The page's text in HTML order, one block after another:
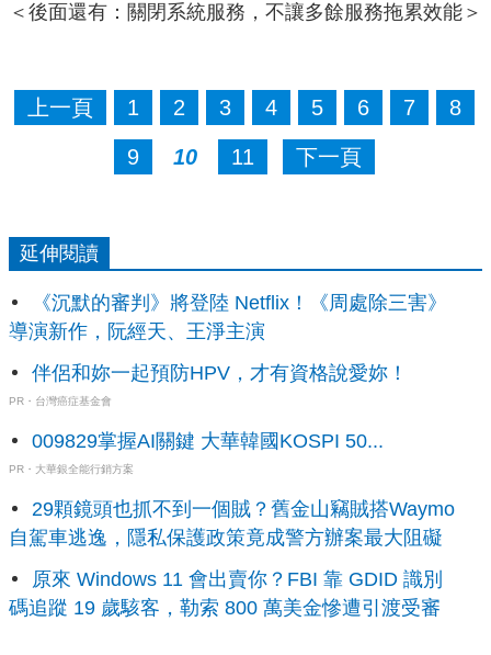
＜後面還有：關閉系統服務，不讓多餘服務拖累效能＞
上一頁 1 2 3 4 5 6 7 8
9 10 11 下一頁
延伸閱讀
《沉默的審判》將登陸 Netflix！《周處除三害》
導演新作，阮經天、王淨主演
伴侶和妳一起預防HPV，才有資格說愛妳！
PR・台灣癌症基金會
009829掌握AI關鍵 大華韓國KOSPI 50...
PR・大華銀全能行銷方案
29顆鏡頭也抓不到一個賊？舊金山竊賊搭Waymo
自駕車逃逸，隱私保護政策竟成警方辦案最大阻礙
原來 Windows 11 會出賣你？FBI 靠 GDID 識別
碼追蹤 19 歲駭客，勒索 800 萬美金慘遭引渡受審